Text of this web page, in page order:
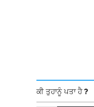
ਕੀ ਤੁਹਾਨੂੰ ਪਤਾ ਹੈ ?